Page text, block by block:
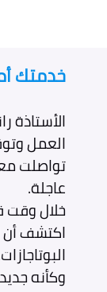
خدمتك
الأستاذة
العمل
تواصلت
عاجلة.
خلال وقت
اكتشف أن
وكأنه